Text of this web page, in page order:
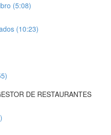
(5:08)
(10:23)
DE RESTAURANTES